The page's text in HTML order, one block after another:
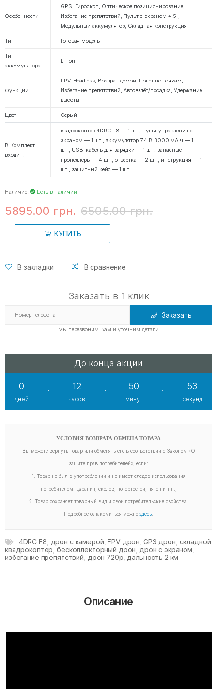
Особенности
GPS, Гироскоп, Оптическое позиционирование,
Избегание препятствий, Пульт с экраном 4.5",
Модульный аккумулятор, Складная конструкция
Тип Готовая модель
Тип
аккумулятора
Li-Ion
Функции
FPV, Headless, Возврат домой, Полёт по точкам,
Избегание препятствий, Автовзлёт/посадка, Удержание
высоты
Цвет Серый
В Комплект
входит:
квадрокоптер 4DRC F8 — 1 шт., пульт управления с
экраном — 1 шт., аккумулятор 7.4 В 3000 мА·ч — 1
шт., USB-кабель для зарядки — 1 шт., запасные
пропеллеры — 4 шт., отвёртка — 2 шт., инструкция — 1
шт., защитный кейс — 1 шт.
Наличие: Есть в наличии
5895.00 грн. 6505.00 грн.
КУПИТЬ
В закладки В сравнение
Заказать в 1 клик
Заказать
Мы перезвоним Вам и уточним детали
До конца акции
0
дней
:
12
часов
:
50
минут
:
51
секунд
УСЛОВИЯ ВОЗВРАТА ОБМЕНА ТОВАРА
Вы можете вернуть товар или обменять его в соответствии с Законом «О
защите прав потребителей», если:
1. Товар не был в употреблении и не имеет следов использования
потребителем: царапин, сколов, потертостей, пятен и т.п.;
2. Товар сохраняет товарный вид и свои потребительские свойства.
Подробнее ознакомиться можно здесь
4DRC F8 дрон с камерой ,FPV дрон GPS дрон складной
квадрокоптер ,бесколлекторный дрон дрон с экраном
избегание препятствий дрон 720p дальность 2 км
Описание